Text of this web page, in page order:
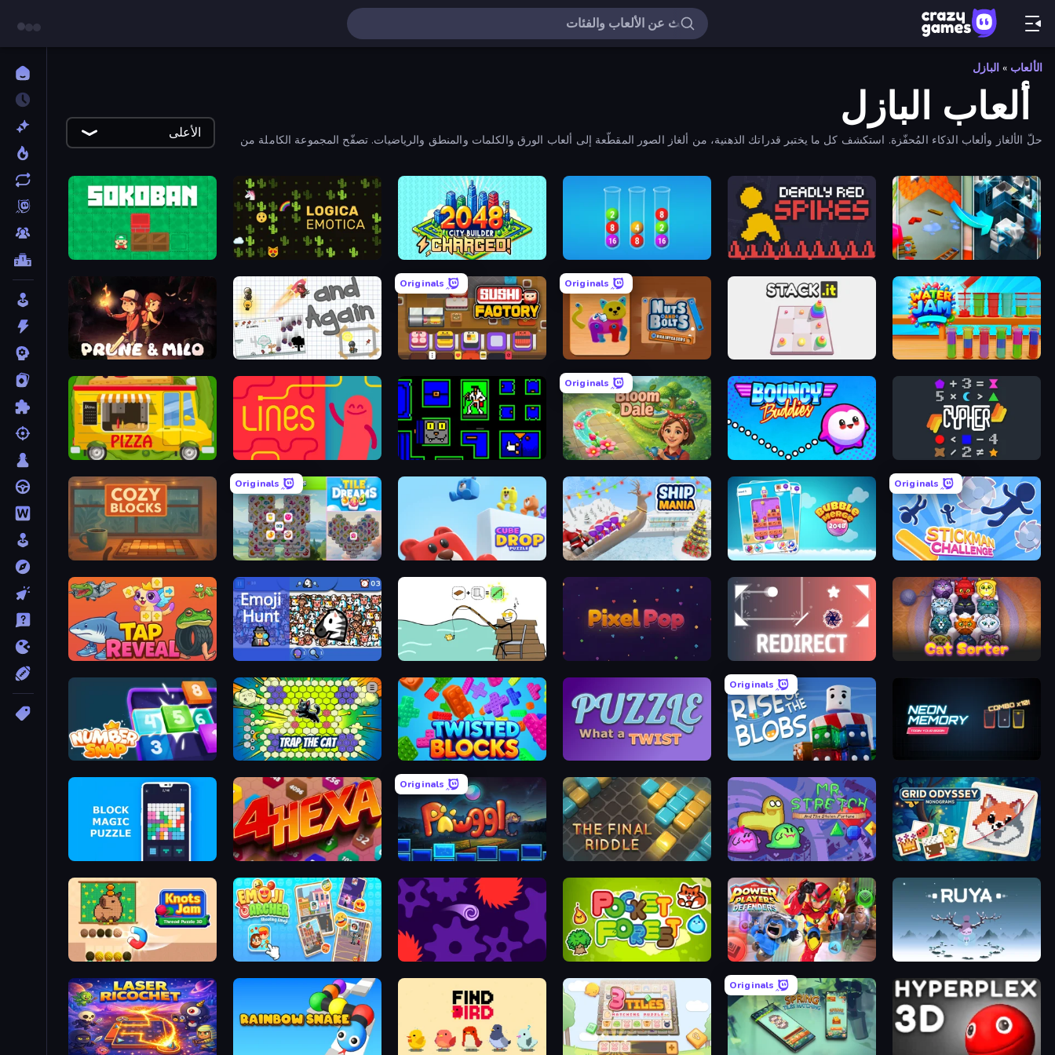
الألعاب » البازل
ألعاب البازل
حلّ الألغاز وألعاب الذكاء المُحفّزة. استكشف كل ما يختبر قدراتك الذهنية، من ألغاز الصور المقطّعة إلى ألعاب الورق والكلمات والمنطق والرياضيات. تصفّح المجموعة الكاملة من
الأعلى
Hexa Blast
Deadly Red Spikes
2048 in Flasks
2048 City Builder
Logica Emotica
Sokoban
Water Jam
STACK.it
Originals
Nuts and Bolts Brainteasers
Originals
Sushi Factory
and Again
Prune & Milo
Cypher - Code Breaker
Originals
Bloom Dale
Ultimo Games 2019 Gifts
Lines
Pizza Trucks Jigsaw
Originals
Stickman Challenge
Bubble Merge 2048
Ship Mania
Cube Drop Puzzle
Originals
Tile Dreams
Cozy Blocks
Cat Sorter Puzzle
Redirect
Pixel Pop
Alchemy Puzzle
Emoji Hunt
Tap Reveal
Originals
Rise of the Blobs
Puzzle: What a Twist!
Twisted Blocks
Trap the Cat 2D
Number Snap
Grid Odyssey: Nonograms
Mr. Stretch and the Stolen Fortune
The Final Riddle
Originals
Pawggle
4Hexa
Block Magic Puzzle
Ruya
Power Players: Defenders
Pocket Forest
Rolling In Gears
Emoji Archer - Shooting Emoji
Knots Jam: Thread Puzzle 3D
Originals